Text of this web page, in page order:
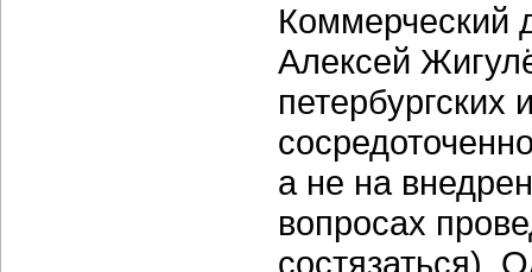
Коммерческий
Алексей
петербургских
а не на
вопросах
состязаться).